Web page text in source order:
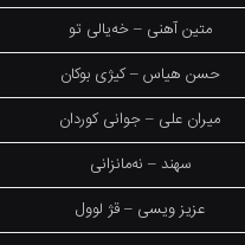
متین آهنی – خەیالی تو
حسن هیاس – کیژی بوکان
میران علی – جوانی کوردان
سهند – نەمانزانی
عزیز ویسی – قژ لوول